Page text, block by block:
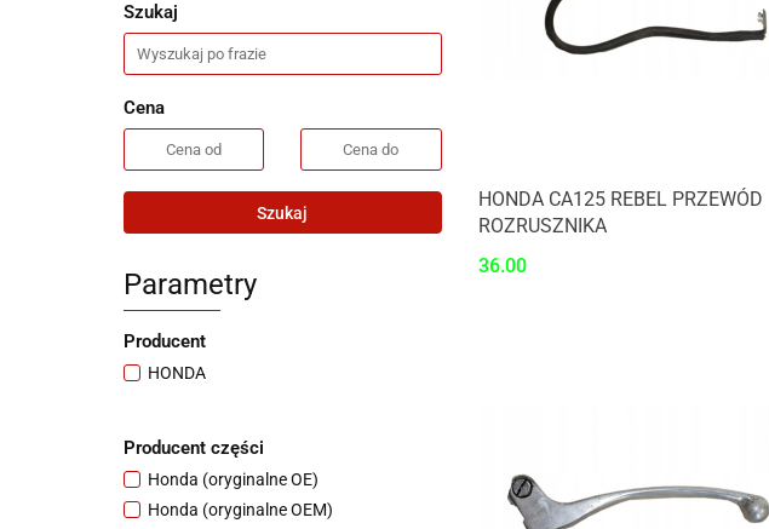
Szukaj
Cena
Szukaj
Parametry
Producent
HONDA
Producent części
Honda (oryginalne OE)
Honda (oryginalne OEM)
HONDA CA125 REBEL PRZEWÓD
ROZRUSZNIKA
36.00